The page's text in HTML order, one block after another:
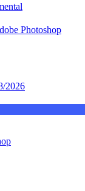
Photoshop
2026